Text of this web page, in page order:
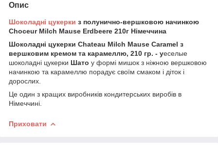
Опис
Шоколадні цукерки з полунично-вершковою начинкою
Choceur Milch Mause Erdbeere 210г Німеччина
Шоколадні цукерки Chateau Milch Mause Caramel з
вершковим кремом та карамеллю, 210 гр. - уеселые
шоколадні цукерки Шато у формі мишок з ніжною вершковою
начинкою та карамеллю порадує своїм смаком і діток і
дорослих.
Це один з кращих виробників кондитерських виробів в
Німеччині.
Приховати